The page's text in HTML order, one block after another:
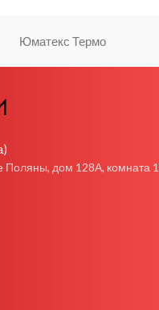
Юматекс Термо
Поляны, дом 128А, комната 1